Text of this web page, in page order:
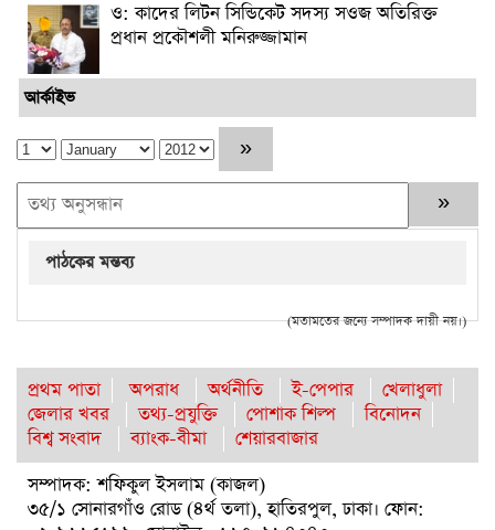
ও: কাদের লিটন সিন্ডিকেট সদস্য সওজ অতিরিক্ত
প্রধান প্রকৌশলী মনিরুজ্জামান
আর্কাইভ
পাঠকের মন্তব্য
(মতামতের জন্যে সম্পাদক দায়ী নয়।)
প্রথম পাতা অপরাধ অর্থনীতি ই-পেপার
খেলাধুলা
জেলার খবর
তথ্য-প্রযুক্তি পোশাক শিল্প
বিনোদন
বিশ্ব সংবাদ
ব্যাংক-বীমা
শেয়ারবাজার
সম্পাদক: শফিকুল ইসলাম (কাজল)
৩৫/১ সোনারগাঁও রোড (৪র্থ তলা), হাতিরপুল, ঢাকা। ফোন: